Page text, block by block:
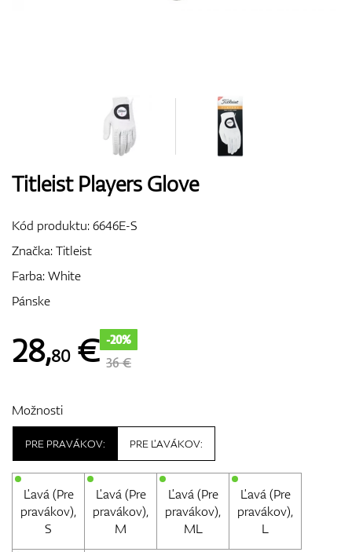
Darčekové poukážky
Titleist Players Glove
Kód produktu:6646E-S
Značka:Titleist
Farba: White
Pánske
28,80€ -20%
36 €
Možnosti
PRE PRAVÁKOV:
Ľavá (Pre
pravákov),
S
Ľavá (Pre
pravákov),
M
Ľavá (Pre
pravákov),
ML
Ľavá (Pre
pravákov),
L
PRE ĽAVÁKOV: